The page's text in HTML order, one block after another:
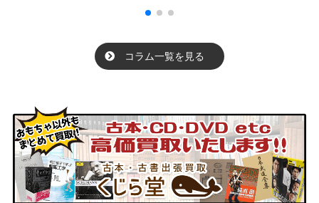
コラム一覧を見る